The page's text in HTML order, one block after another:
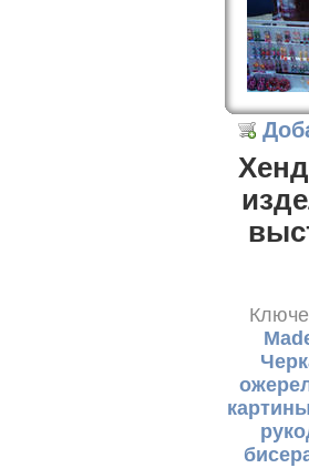
картины